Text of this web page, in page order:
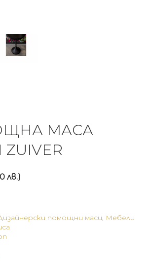
МАСА
ZUIVER
лв.)
помощни маси, Мебели